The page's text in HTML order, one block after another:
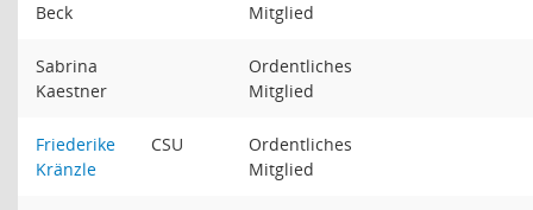
Beck
Mitglied
Sabrina
Kaestner
Ordentliches
Mitglied
Friederike
Kränzle
CSU
Ordentliches
Mitglied